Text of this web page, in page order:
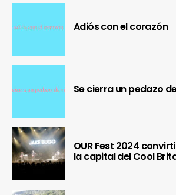
Adiós con el corazón
Se cierra un pedazo
OUR Fest 2024
la capital del Cool